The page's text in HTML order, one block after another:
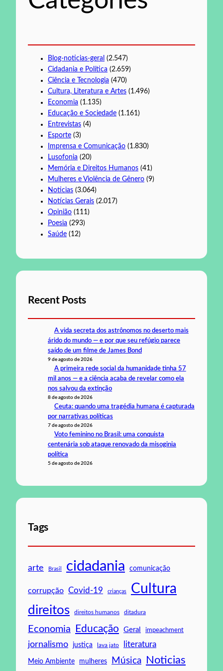
Blog-noticias-geral (2.547)
Cidadania e Política (2.659)
Ciência e Tecnologia (470)
Cultura, Literatura e Artes (1.496)
Economia (1.135)
Educação e Sociedade (1.161)
Entrevistas (4)
Esporte (3)
Imprensa e Comunicação (1.830)
Lusofonia (20)
Memória e Direitos Humanos (41)
Mulheres e Violência de Gênero (9)
Noticias (3.064)
Notícias Gerais (2.017)
Opinião (111)
Poesia (293)
Saúde (12)
Recent Posts
A vida secreta dos astrônomos no deserto mais
árido do mundo — e por que seu refúgio parece
saído de um filme de James Bond
9 de agosto de 2026
A primeira rede social da humanidade tinha 57
mil anos — e a ciência acaba de revelar como ela
nos salvou da extinção
8 de agosto de 2026
Ceuta: quando uma tragédia humana é capturada
por narrativas políticas
7 de agosto de 2026
Voto feminino no Brasil: uma conquista
centenária sob ataque renovado da misoginia
política
5 de agosto de 2026
Tags
arte Brasil cidadania comunicação
corrupção Covid-19 crianças Cultura
direitos direitos humanos ditadura
Economia Educação Geral impeachment
jornalismo justiça lava jato literatura
Meio Ambiente mulheres Música Noticias